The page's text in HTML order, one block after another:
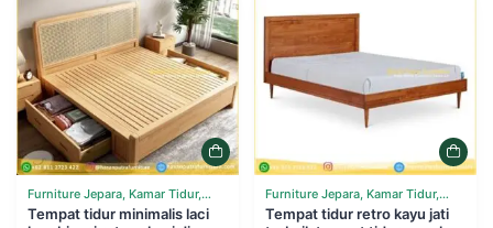
Furniture Jepara, Kamar Tidur,
Tempat Tidur
Tempat tidur minimalis laci
Furniture Jepara, Kamar Tidur,
Tempat Tidur
Tempat tidur retro kayu jati